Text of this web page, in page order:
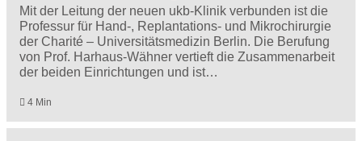
Mit der Leitung der neuen ukb-Klinik verbunden ist die
Professur für Hand-, Replantations- und Mikrochirurgie
der Charité – Universitätsmedizin Berlin. Die Berufung
von Prof. Harhaus-Wähner vertieft die Zusammenarbeit
der beiden Einrichtungen und ist…
4 Min